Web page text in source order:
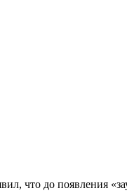
что до появления